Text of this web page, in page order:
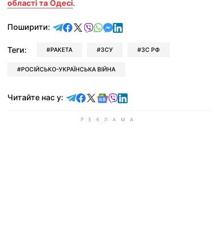
області та Одесі.
Поширити: відправити у Telegram
поділитись у Facebook
поділитись у X
відправити у Viber
відправити у Whatsapp
відправити у Messenger
відправити у LinkedIn
Теги: РАКЕТА ЗСУ ЗС РФ
РОСІЙСЬКО-УКРАЇНСЬКА ВІЙНА
Читайте нас у: Читайте у Telegram
Читайте у Facebook
Читайте у X
Читайте у Google news
Читайте у Viber
Читайте у LinkedIn